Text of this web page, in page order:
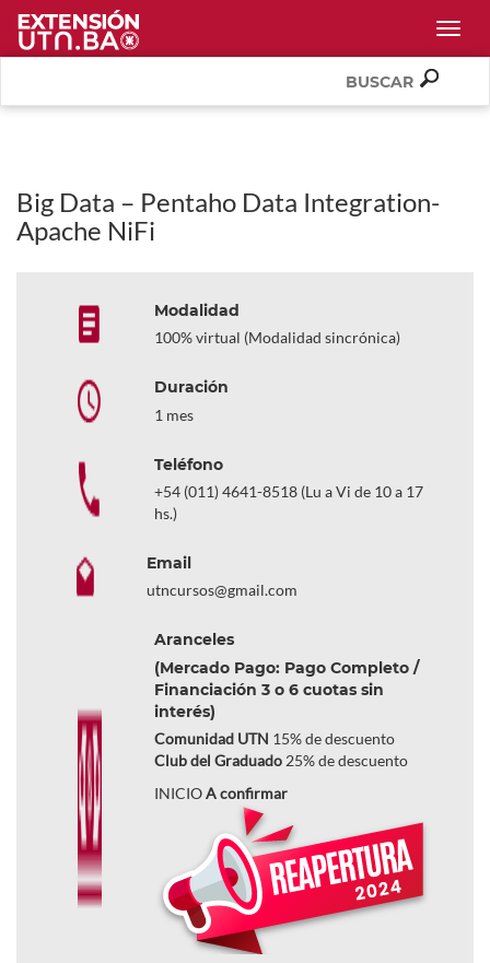
Big Data – Pentaho Data Integration-
Apache NiFi
Modalidad
100% virtual (Modalidad sincrónica)
Duración
1 mes
Teléfono
+54 (011) 4641-8518 (Lu a Vi de 10 a 17
hs.)
Email
utncursos@gmail.com
Aranceles
(Mercado Pago: Pago Completo /
Financiación 3 o 6 cuotas sin
interés)
Comunidad UTN 15% de descuento
Club del Graduado25% de descuento
INICIOA confirmar